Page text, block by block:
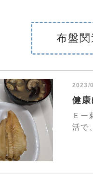
布盤
2023/
健
Ｅ
活で